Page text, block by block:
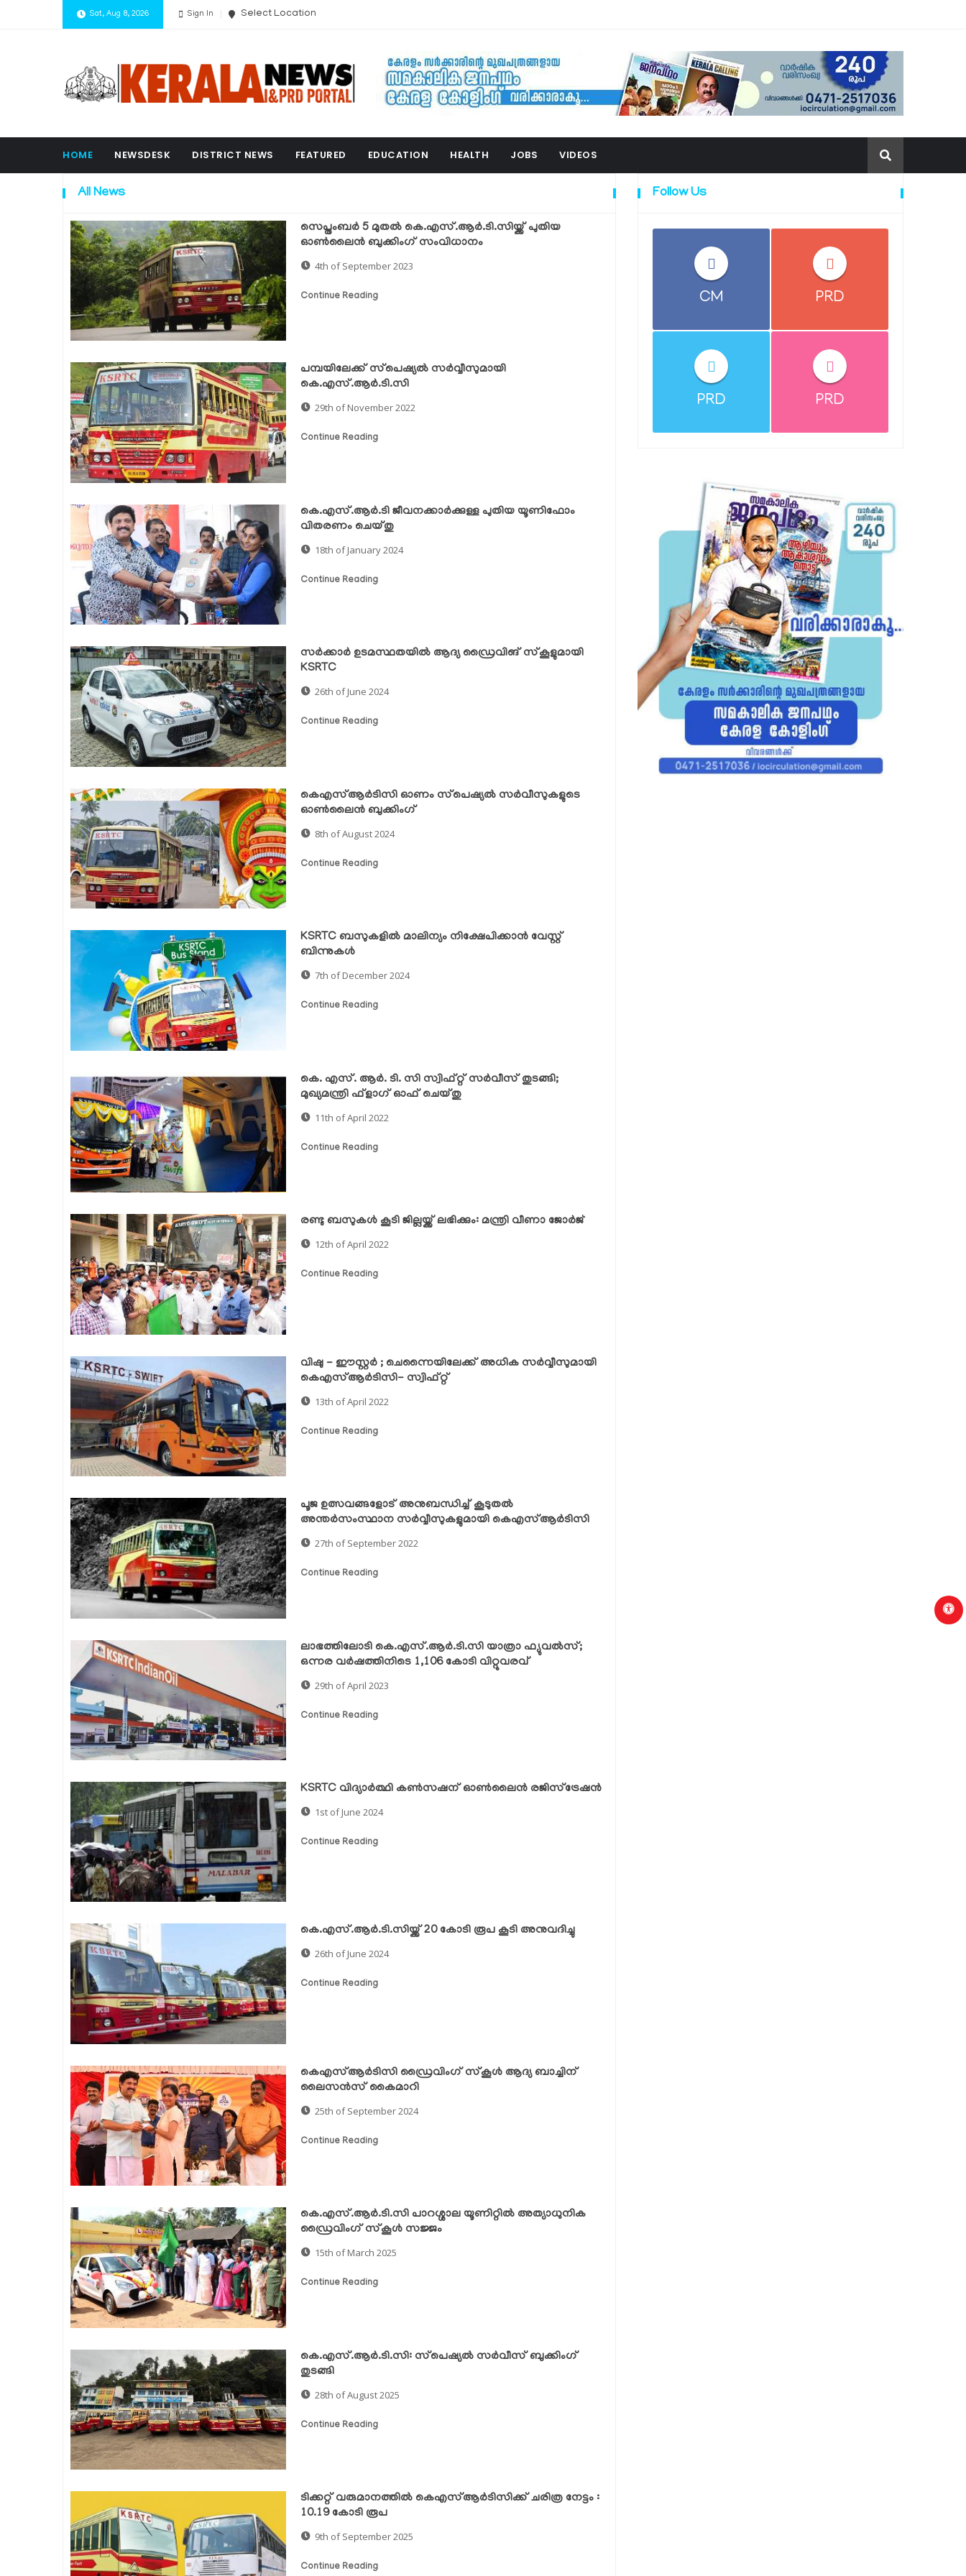
Sat, Aug 8, 2026 Sign In Select Location
HOME NEWSDESK DISTRICT NEWS FEATURED EDUCATION HEALTH JOBS VIDEOS
All News
സെപ്തംബർ 5 മുതൽ കെ.എസ്.ആർ.ടി.സിയ്ക്ക് പുതിയ
ഓൺലൈൻ ബുക്കിംഗ് സംവിധാനം
4th of September 2023
Continue Reading
പമ്പയിലേക്ക് സ്‌പെഷ്യല്‍ സര്‍വ്വീസുമായി
കെ.എസ്.ആര്‍.ടി.സി
29th of November 2022
Continue Reading
കെ.എസ്.ആർ.ടി ജീവനക്കാർക്കുള്ള പുതിയ യൂണിഫോം
വിതരണം ചെയ്തു
18th of January 2024
Continue Reading
സർക്കാർ ഉടമസ്ഥതയിൽ ആദ്യ ഡ്രൈവിങ് സ്‌കൂളുമായി
KSRTC
26th of June 2024
Continue Reading
കെഎസ്ആര്‍ടിസി ഓണം സ്‌പെഷ്യല്‍ സര്‍വീസുകളുടെ
ഓണ്‍ലൈന്‍ ബുക്കിംഗ്
8th of August 2024
Continue Reading
KSRTC ബസുകളിൽ മാലിന്യം നിക്ഷേപിക്കാൻ വേസ്റ്റ്
ബിന്നുകൾ
7th of December 2024
Continue Reading
കെ. എസ്. ആര്‍. ടി. സി സ്വിഫ്റ്റ് സര്‍വീസ് തുടങ്ങി;
മുഖ്യമന്ത്രി ഫ്ളാഗ് ഓഫ് ചെയ്തു
11th of April 2022
Continue Reading
രണ്ടു ബസുകള്‍ കൂടി ജില്ലയ്ക്ക് ലഭിക്കും: മന്ത്രി വീണാ ജോര്‍ജ്
12th of April 2022
Continue Reading
വിഷു - ഈസ്റ്റര്‍ ; ചെന്നൈയിലേക്ക് അധിക സര്‍വ്വീസുമായി
കെഎസ്ആര്‍ടിസി- സ്വിഫ്റ്റ്
13th of April 2022
Continue Reading
പൂജ ഉത്സവങ്ങളോട് അനുബന്ധിച്ച് കൂടുതൽ
അന്തർസംസ്ഥാന സർവ്വീസുകളുമായി കെഎസ്ആർടിസി
27th of September 2022
Continue Reading
ലാഭത്തിലോടി കെ.എസ്.ആർ.ടി.സി യാത്രാ ഫ്യുവൽസ്;
ഒന്നര വർഷത്തിനിടെ 1,106 കോടി വിറ്റുവരവ്
29th of April 2023
Continue Reading
KSRTC വിദ്യാർത്ഥി കൺസഷന് ഓൺലൈൻ രജിസ്ട്രേഷൻ
1st of June 2024
Continue Reading
കെ.എസ്.ആര്‍.ടി.സിയ്ക്ക് 20 കോടി രൂപ കൂടി അനുവദിച്ചു
26th of June 2024
Continue Reading
കെഎസ്ആര്‍ടിസി ഡ്രൈവിംഗ് സ്‌കൂള്‍ ആദ്യ ബാച്ചിന്
ലൈസന്‍സ് കൈമാറി
25th of September 2024
Continue Reading
കെ.എസ്.ആർ.ടി.സി പാറശ്ശാല യൂണിറ്റിൽ അത്യാധുനിക
ഡ്രൈവിംഗ് സ്കൂൾ സജ്ജം
15th of March 2025
Continue Reading
കെ.എസ്.ആർ.ടി.സി: സ്‌പെഷ്യൽ സർവീസ് ബുക്കിംഗ്
തുടങ്ങി
28th of August 2025
Continue Reading
ടിക്കറ്റ് വരുമാനത്തിൽ കെഎസ്ആർടിസിക്ക് ചരിത്ര നേട്ടം :
10.19 കോടി രൂപ
9th of September 2025
Continue Reading
Follow Us
CM PRD
PRD PRD